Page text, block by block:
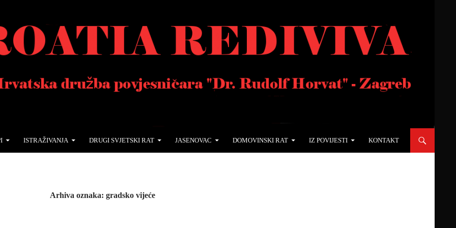
ISTRAŽIVANJA DRUGI SVJETSKI RAT JASENOVAC DOMOVINSKI RAT IZ POVIJESTI KONTAKT
Arhiva oznaka: gradsko vijeće